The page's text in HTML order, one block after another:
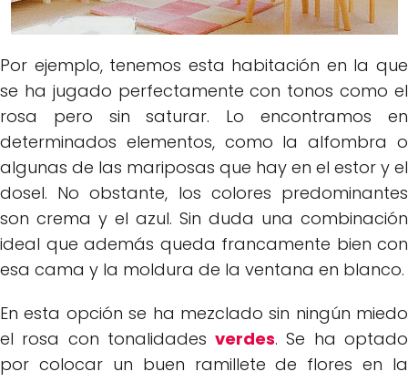
Por ejemplo, tenemos esta habitación en la que
se ha jugado perfectamente con tonos como el
rosa pero sin saturar. Lo encontramos en
determinados elementos, como la alfombra o
algunas de las mariposas que hay en el estor y el
dosel. No obstante, los colores predominantes
son crema y el azul. Sin duda una combinación
ideal que además queda francamente bien con
esa cama y la moldura de la ventana en blanco.
En esta opción se ha mezclado sin ningún miedo
el rosa con tonalidadesverdes. Se ha optado
por colocar un buen ramillete de flores en la